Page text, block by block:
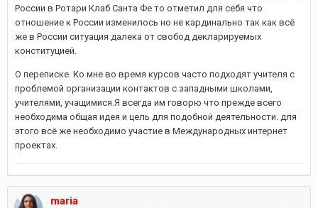
России в Ротари Клаб Санта Фе то отметил для себя что
отношение к России изменилось но не кардинально так как всё
же в России ситуация далека от свобод декларируемых
конституцией.
О переписке. Ко мне во время курсов часто подходят учителя с
проблемой организации контактов с западными школами,
учителями, учащимися.Я всегда им говорю что прежде всего
необходима общая идея и цель для подобной деятельности. для
этого всё же необходимо участие в Международных интернет
проектах.
maria